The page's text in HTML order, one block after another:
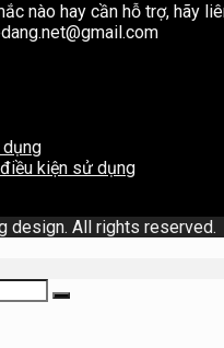
nào hay cần hỗ trợ, hãy
kiện sử dụng
design. All rights reserved.